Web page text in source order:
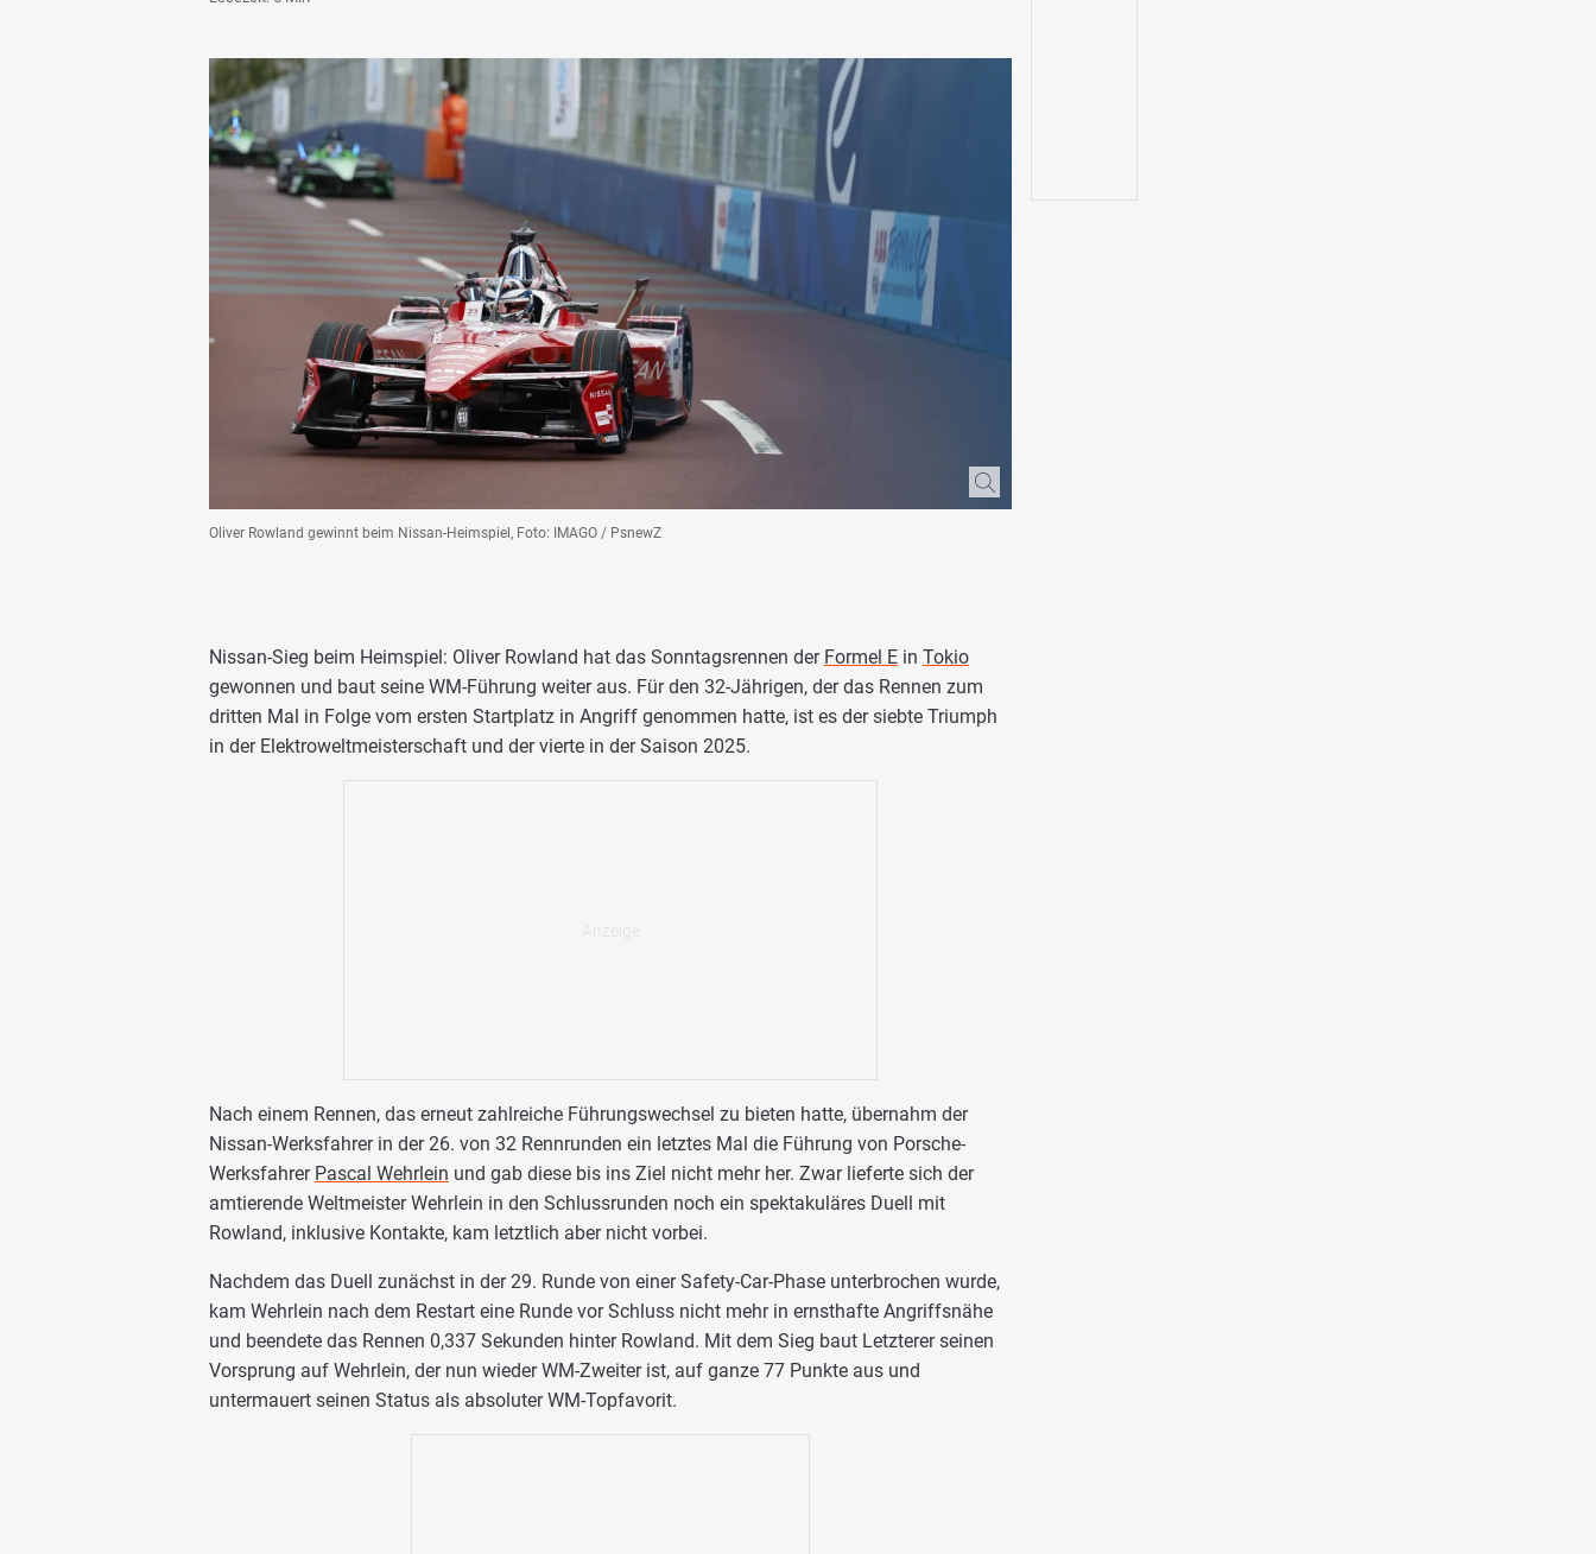
Oliver Rowland gewinnt beim Nissan-Heimspiel, Foto: IMAGO / PsnewZ
Nissan-Sieg beim Heimspiel: Oliver Rowland hat das Sonntagsrennen der Formel E in Tokio
gewonnen und baut seine WM-Führung weiter aus. Für den 32-Jährigen, der das Rennen zum
dritten Mal in Folge vom ersten Startplatz in Angriff genommen hatte, ist es der siebte Triumph
in der Elektroweltmeisterschaft und der vierte in der Saison 2025.
Nach einem Rennen, das erneut zahlreiche Führungswechsel zu bieten hatte, übernahm der
Nissan-Werksfahrer in der 26. von 32 Rennrunden ein letztes Mal die Führung von Porsche-
Werksfahrer Pascal Wehrlein und gab diese bis ins Ziel nicht mehr her. Zwar lieferte sich der
amtierende Weltmeister Wehrlein in den Schlussrunden noch ein spektakuläres Duell mit
Rowland, inklusive Kontakte, kam letztlich aber nicht vorbei.
Nachdem das Duell zunächst in der 29. Runde von einer Safety-Car-Phase unterbrochen wurde,
kam Wehrlein nach dem Restart eine Runde vor Schluss nicht mehr in ernsthafte Angriffsnähe
und beendete das Rennen 0,337 Sekunden hinter Rowland. Mit dem Sieg baut Letzterer seinen
Vorsprung auf Wehrlein, der nun wieder WM-Zweiter ist, auf ganze 77 Punkte aus und
untermauert seinen Status als absoluter WM-Topfavorit.